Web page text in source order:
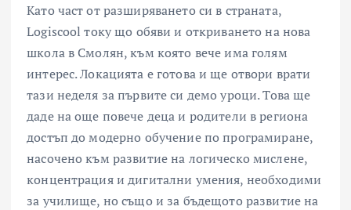
Като част от разширяването си в страната,
Logiscool току що обяви и откриването на нова
школа в Смолян, към която вече има голям
интерес. Локацията е готова и ще отвори врати
тази неделя за първите си демо уроци. Това ще
даде на още повече деца и родители в региона
достъп до модерно обучение по програмиране,
насочено към развитие на логическо мислене,
концентрация и дигитални умения, необходими
за училище, но също и за бъдещото развитие на